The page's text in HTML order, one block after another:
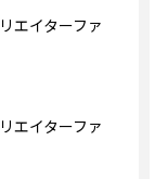
エイターファ
エイターファ